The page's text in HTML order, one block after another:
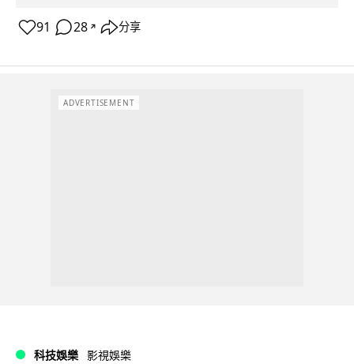
91 28 ↗ 分享
ADVERTISEMENT
科技娛樂 影視娛樂